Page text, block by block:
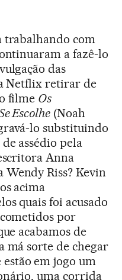
trabalhando com
a fazê-lo
das
Netflix retirar de
filme Os
Escolhe (Noah
lo substituindo
assédio pela
Anna
Riss? Kevin
acima
quais foi acusado
por
acabamos de
má sorte de chegar
em jogo um
uma corrida